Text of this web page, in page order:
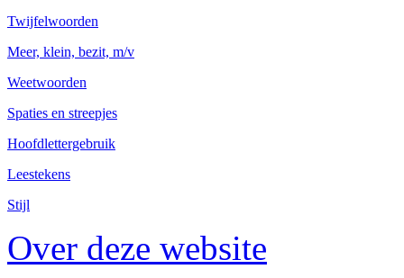
Twijfelwoorden
Meer, klein, bezit, m/v
Weetwoorden
Spaties en streepjes
Hoofdlettergebruik
Leestekens
Stijl
Over deze website